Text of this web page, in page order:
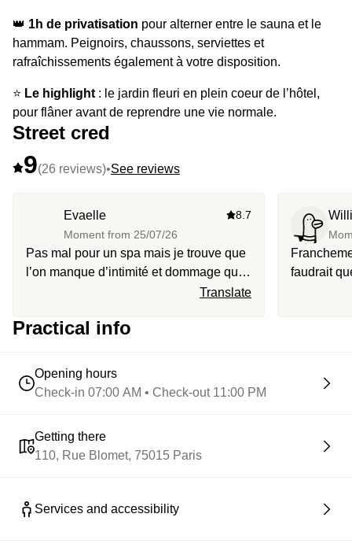
👑 1h de privatisation pour alterner entre le sauna et le
hammam. Peignoirs, chaussons, serviettes et
rafraîchissements également à votre disposition.
⭐️ Le highlight : le jardin fleuri en plein coeur de l’hôtel,
pour flâner avant de reprendre une vie normale.
Street cred
9(26 reviews)•See reviews
Evaelle
Moment from 25/07/26
8.7
Pas mal pour un spa mais je trouve que
l’on manque d’intimité et dommage qu’il
n’y ai pas l’accès piscine comme écrit
Translate
faudrait
Practical info
Opening hours
Check-in 07:00 AM • Check-out 11:00 PM
Getting there
110, Rue Blomet, 75015 Paris
Services and accessibility